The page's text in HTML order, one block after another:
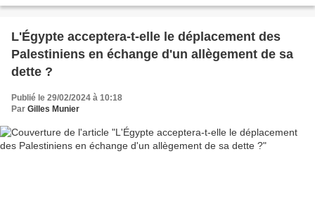
L'Égypte acceptera-t-elle le déplacement des
Palestiniens en échange d'un allègement de sa
dette ?
Publié le 29/02/2024 à 10:18
Par Gilles Munier